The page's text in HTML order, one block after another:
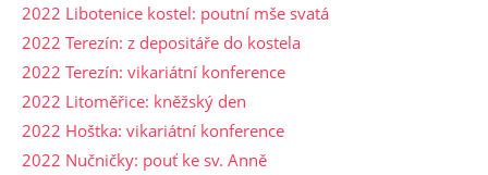
2022 Libotenice kostel: poutní mše svatá
2022 Terezín: z depositáře do kostela
2022 Terezín: vikariátní konference
2022 Litoměřice: kněžský den
2022 Hoštka: vikariátní konference
2022 Nučničky: pouť ke sv. Anně